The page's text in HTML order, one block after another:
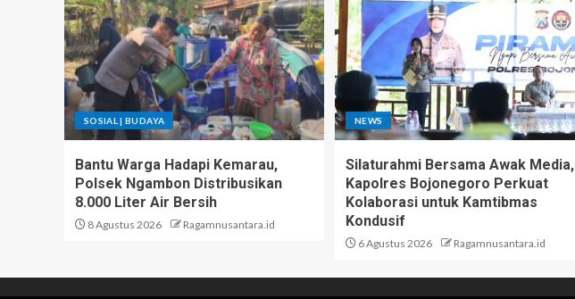
SOSIAL | BUDAYA
Bantu Warga Hadapi Kemarau,
Polsek Ngambon Distribusikan
8.000 Liter Air Bersih
8 Agustus 2026 Ragamnusantara.id
NEWS
Silaturahmi Bersama Awak Media,
Kapolres Bojonegoro Perkuat
Kolaborasi untuk Kamtibmas
Kondusif
6 Agustus 2026 Ragamnusantara.id